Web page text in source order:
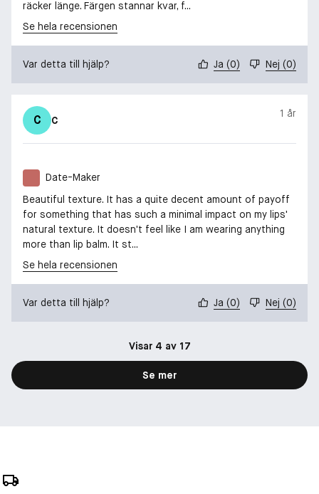
räcker länge. Färgen stannar kvar, f...
Se hela recensionen
Var detta till hjälp? Ja (0) Nej (0)
C C
1 år
Date-Maker
Beautiful texture. It has a quite decent amount of payoff
for something that has such a minimal impact on my lips'
natural texture. It doesn't feel like I am wearing anything
more than lip balm. It st...
Se hela recensionen
Var detta till hjälp? Ja (0) Nej (0)
Visar 4 av 17
Se mer